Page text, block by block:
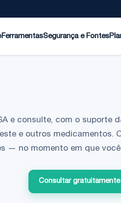
FerramentasSegurança e Fontes
e consulte, com o suporte
e outros medicamentos.
— no momento em que
Consultar gratuitamente